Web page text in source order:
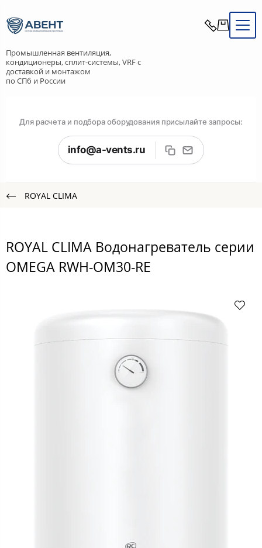
Промышленная вентиляция,
кондиционеры, сплит-системы, VRF с
доставкой и монтажом
по СПб и России
Для расчета и подбора оборудования присылайте запросы:
info@a-vents.ru
ROYAL CLIMA
ROYAL CLIMA Водонагреватель cерии
OMEGA RWH-OM30-RE